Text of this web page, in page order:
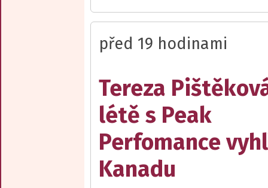
před 19 hodinami
Tereza
létě s Peak
Perfomance
Kanadu